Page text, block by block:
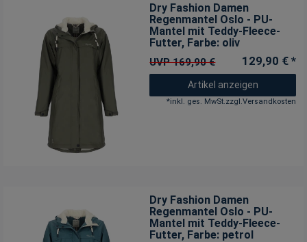
Dry Fashion Damen
Regenmantel Oslo - PU-
Mantel mit Teddy-Fleece-
Futter, Farbe: oliv
UVP 169,90 € 129,90 € *
Artikel anzeigen
*inkl. ges. MwSt.zzgl.Versandkosten
Dry Fashion Damen
Regenmantel Oslo - PU-
Mantel mit Teddy-Fleece-
Futter, Farbe: petrol